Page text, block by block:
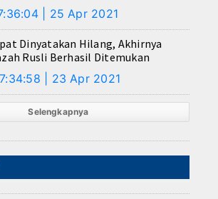
| 25 Apr 2021
Dinyatakan Hilang, Akhirnya
Rusli Berhasil Ditemukan
| 23 Apr 2021
Selengkapnya